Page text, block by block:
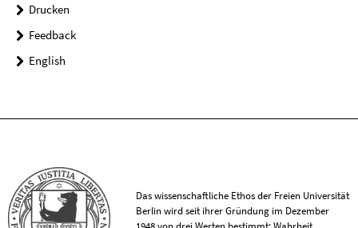
Drucken
Feedback
English
Das wissenschaftliche Ethos der Freien Universität
Berlin wird seit ihrer Gründung im Dezember